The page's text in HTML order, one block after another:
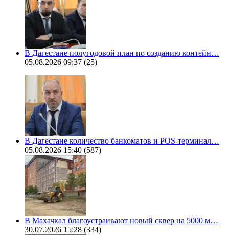
В Дагестане полугодовой план по созданию контейн…
05.08.2026 09:37 (25)
В Дагестане количество банкоматов и POS-терминал…
05.08.2026 15:40 (587)
В Махачкал благоустраивают новый сквер на 5000 м…
30.07.2026 15:28 (334)